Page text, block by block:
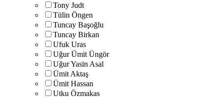
Tony Judt
Tülin Öngen
Tuncay Başoğlu
Tuncay Birkan
Ufuk Uras
Uğur Ümit Üngör
Uğur Yasin Asal
Ümit Aktaş
Ümit Hassan
Utku Özmakas